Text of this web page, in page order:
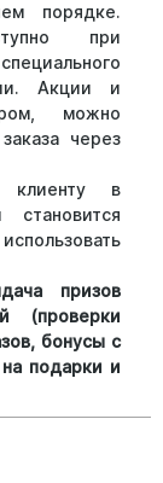
порядке.
при
Акции и
можно
через
клиенту в
призов
(проверки
бонусы с
подарки и